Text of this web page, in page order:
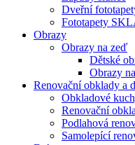
Dveřní
Fototapety
Obrazy
Obrazy na zeď
Dětské
Obrazy
Renovační obklady a
Obkladové
Renovační
Podlahová
Samolepící